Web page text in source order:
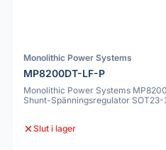
Monolithic Power Systems
MP8200DT-LF-P
Monolithic Power Systems
Shunt-Spänningsregulator SOT23-
Slut i lager